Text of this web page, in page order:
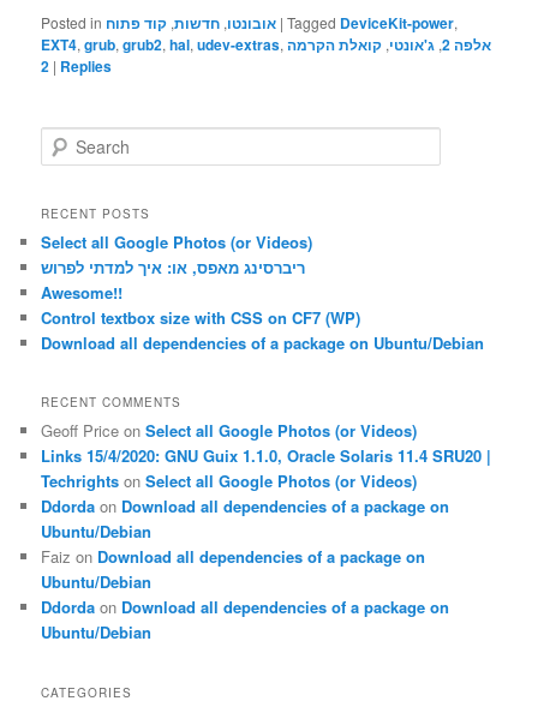
Posted in אובונטו, חדשות, קוד פתוח |Tagged DeviceKit-power,
EXT4,grub,grub2,hal,udev-extras, אלפה 2 , ג'אונטי, קואלת הקרמה
|
2 Replies
e
r
h
RECENT POSTS
Select all Google Photos (or Videos)
ריברסינג מאפס, או: איך למדתי לפרוש
Awesome!!
Control textbox size with CSS on CF7 (WP)
Download all dependencies of a package on Ubuntu/Debian
RECENT COMMENTS
Geoff Price onSelect all Google Photos (or Videos)
Links 15/4/2020: GNU Guix 1.1.0, Oracle Solaris 11.4 SRU20 |
Techrights onSelect all Google Photos (or Videos)
Ddorda on Download all dependencies of a package on
Ubuntu/Debian
Faiz on Download all dependencies of a package on
Ubuntu/Debian
Ddorda on Download all dependencies of a package on
Ubuntu/Debian
CATEGORIES